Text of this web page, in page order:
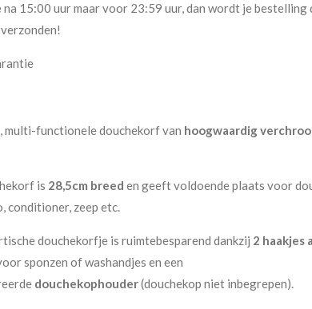
na 15:00 uur maar voor 23:59 uur, dan wordt je bestelling
multi-functionele douchekorf van hoogwaardig
is 28,5cm breed en geeft voldoende plaats voor
conditioner, zeep etc.
douchekorfje is ruimtebesparend dankzij 2 haakjes
sponzen of washandjes en een
douchekophouder(douchekop niet inbegrepen).